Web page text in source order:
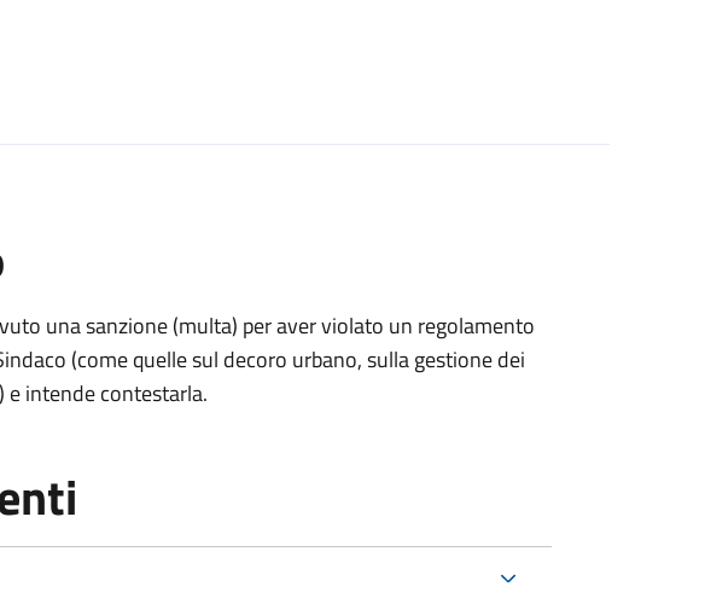
una sanzione (multa) per aver violato un regolamento
(come quelle sul decoro urbano, sulla gestione dei
intende contestarla.